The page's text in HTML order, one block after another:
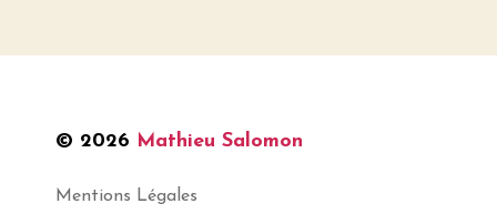
© 2026 Mathieu Salomon
Mentions Légales